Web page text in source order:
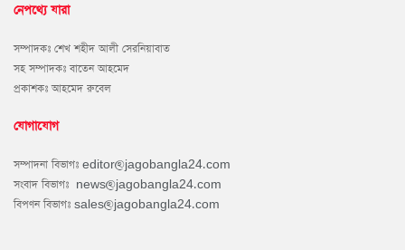
নেপথ্যে যারা
সম্পাদকঃ শেখ শহীদ আলী সেরনিয়াবাত
সহ সম্পাদকঃ বাতেন আহমেদ
প্রকাশকঃ আহমেদ রুবেল
যোগাযোগ
সম্পাদনা বিভাগঃ editor@jagobangla24.com
সংবাদ বিভাগঃ news@jagobangla24.com
বিপণন বিভাগঃ sales@jagobangla24.com